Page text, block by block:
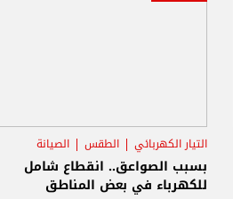
التيار الكهربائي الطقس الصيانة
بسبب الصواعق.. انقطاع شامل
للكهرباء في بعض المناطق